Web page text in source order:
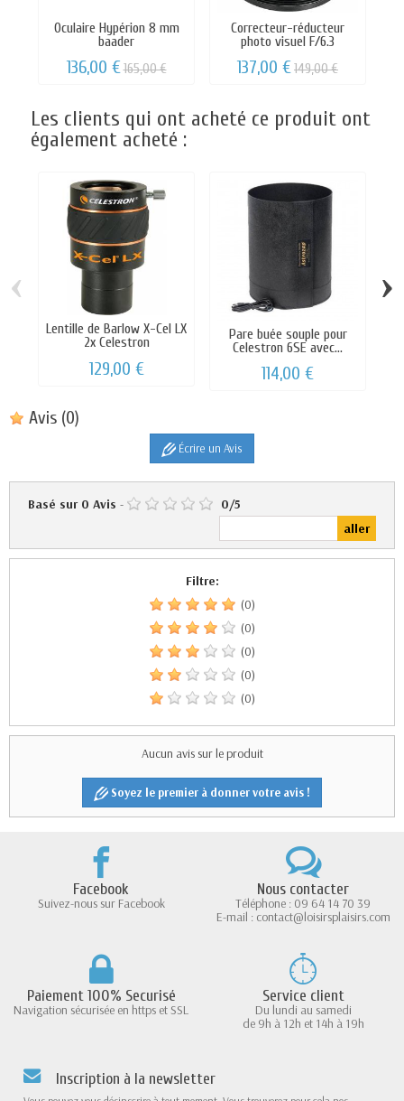
Oculaire Hypérion 8 mm
baader
136,00 €165,00 €
Correcteur-réducteur
photo visuel F/6.3
137,00 €149,00 €
Les clients qui ont acheté ce produit ont
également acheté :
Lentille de Barlow X-Cel LX
2x Celestron
129,00 €
Pare buée souple pour
Celestron 6SE avec...
114,00 €
‹ ›
Avis (0)
Écrire un Avis
Basé sur 0 Avis - 0/5
Filtre:
(0)
(0)
(0)
(0)
(0)
Aucun avis sur le produit
Soyez le premier à donner votre avis !
Facebook
Suivez-nous sur Facebook
Nous contacter
Téléphone : 09 64 14 70 39
E-mail : contact@loisirsplaisirs.com
Paiement 100% Securisé
Navigation sécurisée en https et SSL
Service client
Du lundi au samedi
de 9h à 12h et 14h à 19h
Inscription à la newsletter